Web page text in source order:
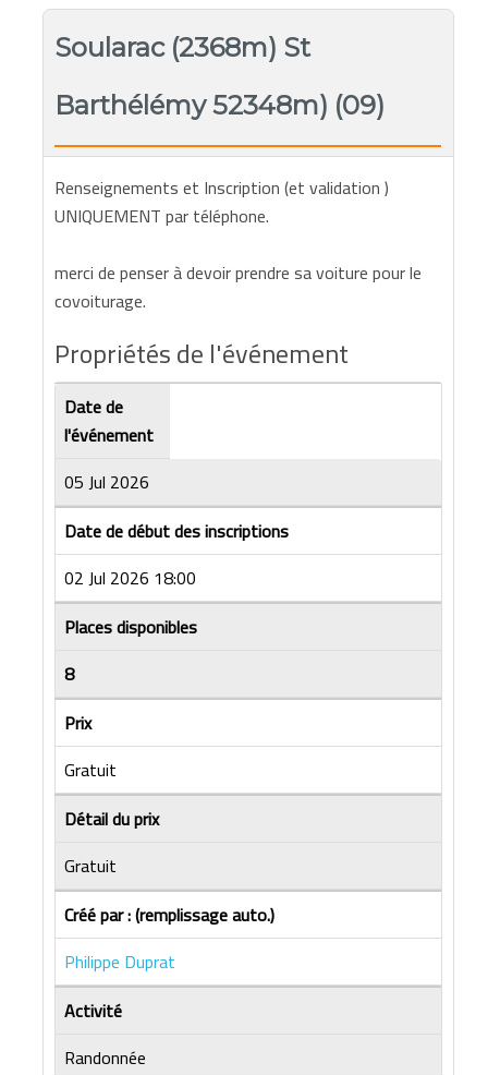
Soularac (2368m) St
Barthélémy 52348m) (09)
Renseignements et Inscription (et validation )
UNIQUEMENT par téléphone.
merci de penser à devoir prendre sa voiture pour le
covoiturage.
Propriétés de l'événement
Date de
l'événement
05 Jul 2026
Date de début des inscriptions
02 Jul 2026 18:00
Places disponibles
8
Prix
Gratuit
Détail du prix
Gratuit
Créé par : (remplissage auto.)
Philippe Duprat
Activité
Randonnée